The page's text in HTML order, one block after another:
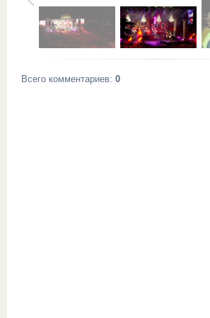
Всего комментариев: 0